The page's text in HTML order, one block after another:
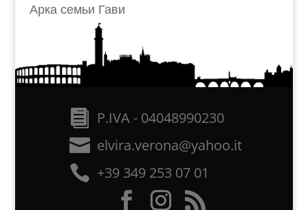
Арка семьи Гави
P.IVA - 04048990230
elvira.verona@yahoo.it
+39 349 253 07 01